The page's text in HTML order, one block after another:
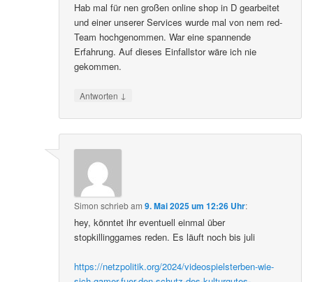
Hab mal für nen großen online shop in D gearbeitet
und einer unserer Services wurde mal von nem red-
Team hochgenommen. War eine spannende
Erfahrung. Auf dieses Einfallstor wäre ich nie
gekommen.
Antworten ↓
Simon schriebam9. Mai 2025 um 12:26 Uhr:
hey, könntet ihr eventuell einmal über
stopkillinggames reden. Es läuft noch bis juli
https://netzpolitik.org/2024/videospielsterben-wie-